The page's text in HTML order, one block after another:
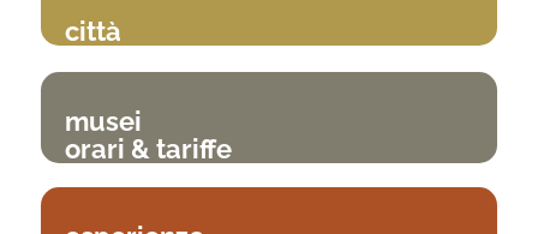
città
musei
orari & tariffe